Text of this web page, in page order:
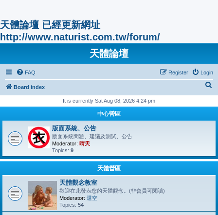
天體論壇 已經更新網址
http://www.naturist.com.tw/forum/
天體論壇
FAQ Login
Register
Board index
r
It is currently Sat Aug 08, 2026 4:24 pm
中心營區
版面系統、公告
版面系統問題、建議及測試、公告
Moderator: 晴天
Topics: 9
天體營區
天體觀念教室
歡迎在此發表您的天體觀念。(非會員可閱讀)
Moderator: 還空
Topics: 54